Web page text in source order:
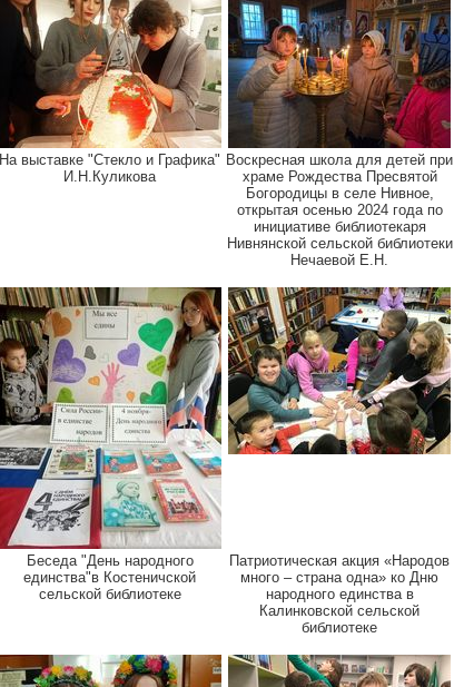
На выставке "Стекло и Графика"
И.Н.Куликова
Воскресная школа для детей при
храме Рождества Пресвятой
Богородицы в селе Нивное,
открытая осенью 2024 года по
инициативе библиотекаря
Нивнянской сельской библиотеки
Нечаевой Е.Н.
Беседа "День народного
единства"в Костеничской
сельской библиотеке
Патриотическая акция «Народов
много – страна одна» ко Дню
народного единства в
Калинковской сельской
библиотеке